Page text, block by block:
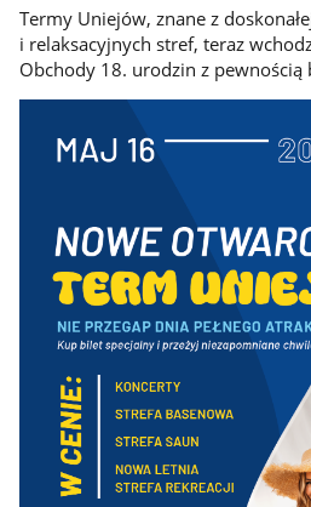
Termy Uniejów, znane z
i relaksacyjnych stref, teraz
Obchody 18. urodzin z pewnością